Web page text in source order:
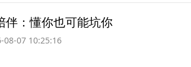
伴：懂你也可能坑你
08-07 10:25:16